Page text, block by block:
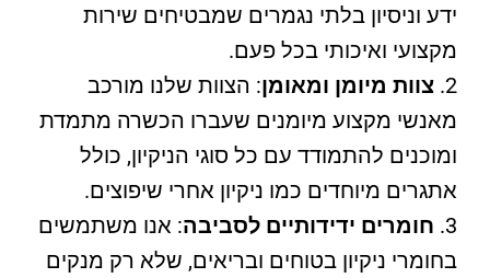
ידע וניסיון בלתי נגמרים שמבטיחים שירות
מקצועי ואיכותי בכל פעם.
צוות מיומן ומאומן: הצוות שלנו מורכב
מאנשי מקצוע מיומנים שעברו הכשרה מתמדת
ומוכנים להתמודד עם כל סוגי הניקיון, כולל
אתגרים מיוחדים כמו ניקיון אחרי שיפוצים.
חומרים ידידותיים לסביבה: אנו משתמשים
בחומרי ניקיון בטוחים ובריאים, שלא רק מנקים